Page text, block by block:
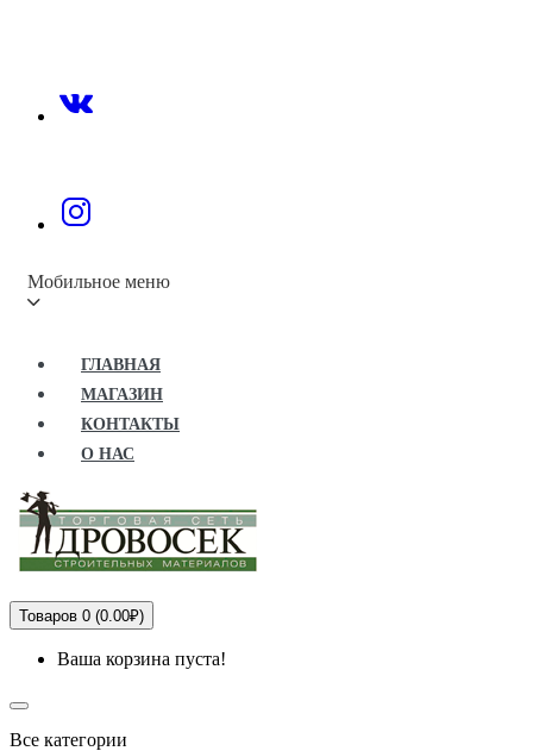
Мобильное меню
ГЛАВНАЯ
МАГАЗИН
КОНТАКТЫ
О НАС
Товаров 0 (0.00₽)
Ваша корзина пуста!
Все категории